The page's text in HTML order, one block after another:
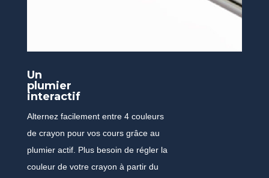
Un
plumier
interactif
Alternez facilement entre 4 couleurs
de crayon pour vos cours grâce au
plumier actif. Plus besoin de régler la
couleur de votre crayon à partir du